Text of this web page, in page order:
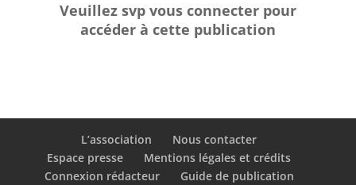
Veuillez svp vous connecter pour
accéder à cette publication
L’association
Nous contacter
Espace presse
Mentions légales et crédits
Connexion rédacteur
Guide de publication